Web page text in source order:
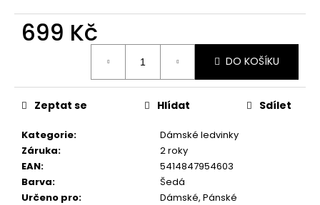
699 Kč
DO KOŠÍKU
Kategorie:
Dámské ledvinky
Záruka:
2 roky
EAN:
5414847954603
Barva:
Šedá
Určeno pro:
Dámské, Pánské
Zeptat se Hlídat Sdílet
o
u
e
m
e